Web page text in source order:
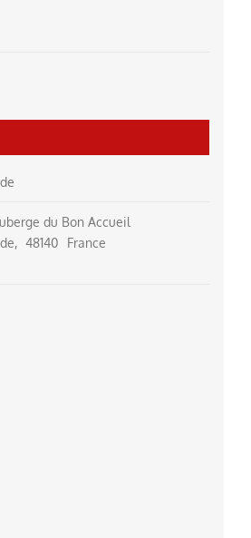
du Bon Accueil
, 48140
France